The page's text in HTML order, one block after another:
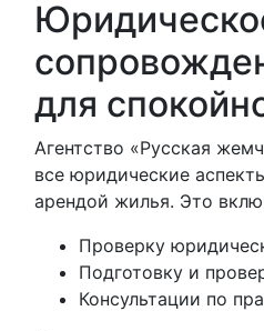
для
Агентство «Русская
все юридические
арендой жилья. Это
Проверку
Подготовку и
Консультации по